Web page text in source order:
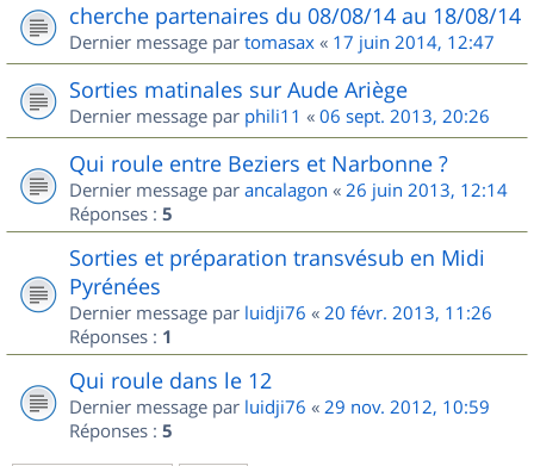
cherche partenaires du 08/08/14 au 18/08/14
Dernier message par tomasax « 17 juin 2014, 12:47
Sorties matinales sur Aude Ariège
Dernier message par phili11 « 06 sept. 2013, 20:26
Qui roule entre Beziers et Narbonne ?
Dernier message par ancalagon « 26 juin 2013, 12:14
Réponses : 5
Sorties et préparation transvésub en Midi
Pyrénées
Dernier message par luidji76 « 20 févr. 2013, 11:26
Réponses : 1
Qui roule dans le 12
Dernier message par luidji76 « 29 nov. 2012, 10:59
Réponses : 5